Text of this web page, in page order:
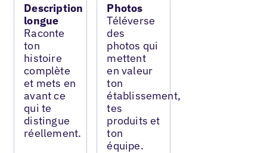
Description
longue
Raconte
ton
histoire
complète
et mets en
avant ce
qui te
distingue
réellement.
Photos
Téléverse
des
photos qui
mettent
en valeur
ton
établissement,
tes
produits et
ton
équipe.